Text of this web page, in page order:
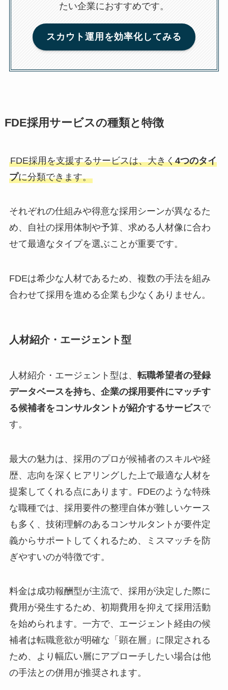
たい企業におすすめです。
スカウト運用を効率化してみる
FDE採用サービスの種類と特徴
FDE採用を支援するサービスは、大きく4つのタイ
プに分類できます。
それぞれの仕組みや得意な採用シーンが異なるた
め、自社の採用体制や予算、求める人材像に合わ
せて最適なタイプを選ぶことが重要です。
FDEは希少な人材であるため、複数の手法を組み
合わせて採用を進める企業も少なくありません。
人材紹介・エージェント型
人材紹介・エージェント型は、 転職希望者の登録
データベースを持ち、企業の採用要件にマッチす
る候補者をコンサルタントが紹介するサービスで
す。
最大の魅力は、採用のプロが候補者のスキルや経
歴、志向を深くヒアリングした上で最適な人材を
提案してくれる点にあります。FDEのような特殊
な職種では、採用要件の整理自体が難しいケース
も多く、技術理解のあるコンサルタントが要件定
義からサポートしてくれるため、ミスマッチを防
ぎやすいのが特徴です。
料金は成功報酬型が主流で、採用が決定した際に
費用が発生するため、初期費用を抑えて採用活動
を始められます。一方で、エージェント経由の候
補者は転職意欲が明確な「顕在層」に限定される
ため、より幅広い層にアプローチしたい場合は他
の手法との併用が推奨されます。